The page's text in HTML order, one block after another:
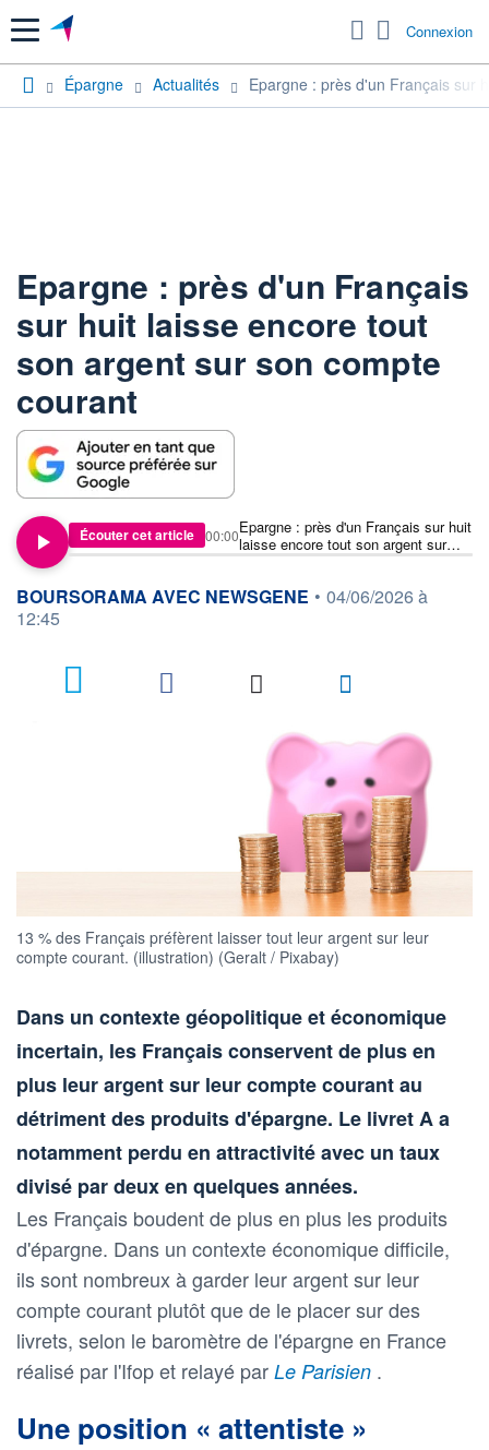
Menu Connexion
Épargne Actualités Epargne : près d'un Français sur
Epargne : près d'un Français
sur huit laisse encore tout
son argent sur son compte
courant
Écouter cet article
Epargne : près d'un Français sur huit
laisse encore tout son argent sur
son compte courant
00:00
information fournie par
BOURSORAMA AVEC NEWSGENE • 04/06/2026 à
12:45
13 % des Français préfèrent laisser tout leur argent sur leur
compte courant. (illustration) (Geralt / Pixabay)
Dans un contexte géopolitique et économique
incertain, les Français conservent de plus en
plus leur argent sur leur compte courant au
détriment des produits d'épargne. Le livret A a
notamment perdu en attractivité avec un taux
divisé par deux en quelques années.
Les Français boudent de plus en plus les produits
d'épargne. Dans un contexte économique difficile,
ils sont nombreux à garder leur argent sur leur
compte courant plutôt que de le placer sur des
livrets, selon le baromètre de l'épargne en France
réalisé par l'Ifop et relayé par Le Parisien .
Une position « attentiste »